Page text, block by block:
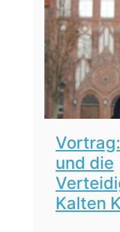
und die
Kalten